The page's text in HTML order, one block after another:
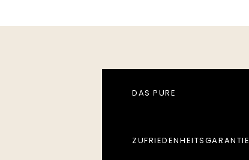
DAS PURE
ZUFRIEDENHEITSGARANTIE